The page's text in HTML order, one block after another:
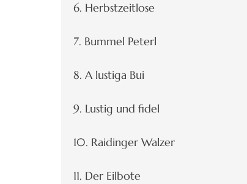
6. Herbstzeitlose
7. Bummel Peterl
8. A lustiga Bui
9. Lustig und fidel
10. Raidinger Walzer
11. Der Eilbote